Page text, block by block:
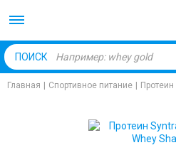
ПОИСК
Главная Спортивное питание Протеин